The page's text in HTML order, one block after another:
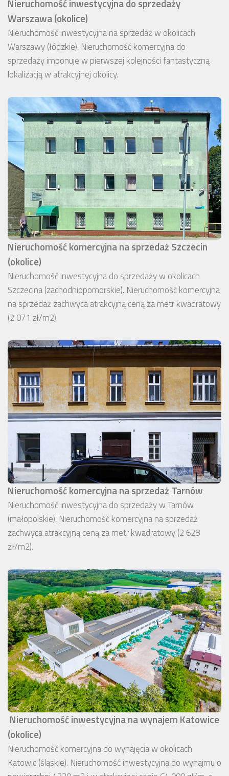
Nieruchomość inwestycyjna do sprzedaży
Warszawa (okolice)
Nieruchomość inwestycyjna na sprzedaż w okolicach
Warszawy (łódzkie). Nieruchomość komercyjna do
sprzedaży imponuje w pierwszej kolejności fantastyczną
lokalizacją w atrakcyjnej okolicy.
Nieruchomość komercyjna na sprzedaż Szczecin
(okolice)
Nieruchomość inwestycyjna do sprzedaży w okolicach
Szczecina (zachodniopomorskie). Nieruchomość komercyjna
na sprzedaż zachwyca atrakcyjną ceną za metr kwadratowy
(2 071 zł/m2).
Nieruchomość komercyjna na sprzedaż Tarnów
Nieruchomość inwestycyjna do sprzedaży w Tarnów
(małopolskie). Nieruchomość komercyjna na sprzedaż
zachwyca atrakcyjną ceną za metr kwadratowy (2 628
zł/m2).
Nieruchomość inwestycyjna na wynajem Katowice
(okolice)
Nieruchomość komercyjna do wynajęcia w okolicach
Katowic (śląskie). Nieruchomość inwestycyjna do wynajmu o